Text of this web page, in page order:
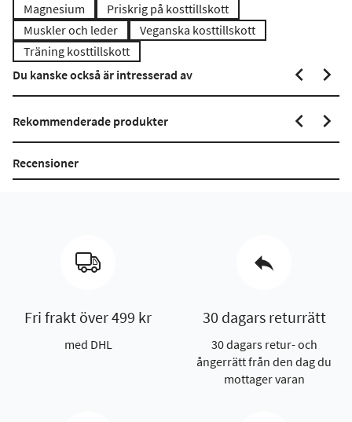
Magnesium
Priskrig på kosttillskott
Muskler och leder
Veganska kosttillskott
Träning kosttillskott
Du kanske också är intresserad av
Rekommenderade produkter
Recensioner
Fri frakt över 499 kr
med DHL
30 dagars returrätt
30 dagars retur- och
ångerrätt från den dag du
mottager varan